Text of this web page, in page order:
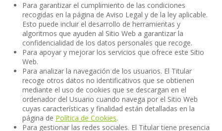
Para garantizar el cumplimiento de las condiciones
recogidas en la página de Aviso Legal y de la ley aplicable.
Esto puede incluir el desarrollo de herramientas y
algoritmos que ayuden al Sitio Web a garantizar la
confidencialidad de los datos personales que recoge.
Para apoyar y mejorar los servicios que ofrece este Sitio
Web.
Para analizar la navegación de los usuarios. El Titular
recoge otros datos no identificativos que se obtienen
mediante el uso de cookies que se descargan en el
ordenador del Usuario cuando navega por el Sitio Web
cuyas características y finalidad están detalladas en la
página de Política de Cookies.
Para gestionar las redes sociales. El Titular tiene presencia